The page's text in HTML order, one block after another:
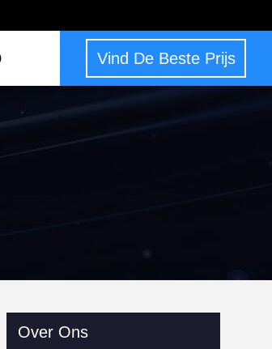
Vind De Beste Prijs
Over Ons